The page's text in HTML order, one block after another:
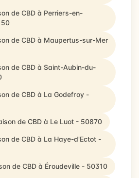
de CBD à Perriers-en-
de CBD à Maupertus-sur-Mer
de CBD à Saint-Aubin-du-
de CBD à La Godefroy -
de CBD à Le Luot - 50870
de CBD à La Haye-d'Ectot -
de CBD à Éroudeville - 50310